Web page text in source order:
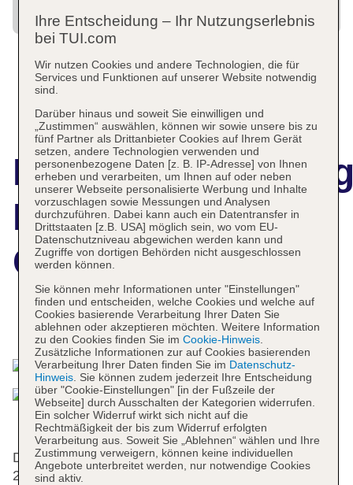
Dalmahoy Hotel &
Country Club
Das bietet Ihre Unterkunft
Die 215 Zimmer, die 7 Suiten, das Einzel- und die
201 Doppelzimmer verteilen sich auf 3 Etagen und
Ihre Entscheidung – Ihr Nutzungserlebnis
bei TUI.com
Wir nutzen Cookies und andere Technologien, die für
Services und Funktionen auf unserer Website notwendig
sind.
Darüber hinaus und soweit Sie einwilligen und
„Zustimmen“ auswählen, können wir sowie unsere bis zu
fünf Partner als Drittanbieter Cookies auf Ihrem Gerät
setzen, andere Technologien verwenden und
personenbezogene Daten [z. B. IP-Adresse] von Ihnen
erheben und verarbeiten, um Ihnen auf oder neben
unserer Webseite personalisierte Werbung und Inhalte
vorzuschlagen sowie Messungen und Analysen
durchzuführen. Dabei kann auch ein Datentransfer in
Drittstaaten [z.B. USA] möglich sein, wo vom EU-
Datenschutzniveau abgewichen werden kann und
Zugriffe von dortigen Behörden nicht ausgeschlossen
werden können.
Sie können mehr Informationen unter "Einstellungen"
finden und entscheiden, welche Cookies und welche auf
Cookies basierende Verarbeitung Ihrer Daten Sie
ablehnen oder akzeptieren möchten. Weitere Information
zu den Cookies finden Sie im Cookie-Hinweis.
Zusätzliche Informationen zur auf Cookies basierenden
Verarbeitung Ihrer Daten finden Sie im Datenschutz-
Hinweis. Sie können zudem jederzeit Ihre Entscheidung
über "Cookie-Einstellungen" [in der Fußzeile der
Webseite] durch Ausschalten der Kategorien widerrufen.
Ein solcher Widerruf wirkt sich nicht auf die
Rechtmäßigkeit der bis zum Widerruf erfolgten
Verarbeitung aus. Soweit Sie „Ablehnen“ wählen und Ihre
Zustimmung verweigern, können keine individuellen
Angebote unterbreitet werden, nur notwendige Cookies
sind aktiv.